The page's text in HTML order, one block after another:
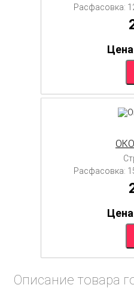
Расфасовка:
Цена
Расфасовка:
Цена
Описание товара